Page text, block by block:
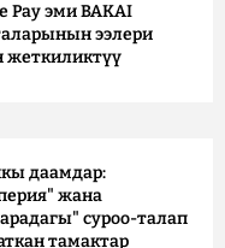
Pay эми BAKAI
ээлери
жеткиликтүү
даамдар:
жана
суроо-талап
тамактар